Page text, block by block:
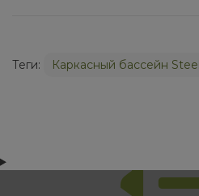
Теги: Каркасный бассейн